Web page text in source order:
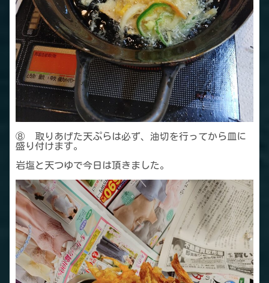
⑧ 取りあげた天ぷらは必ず、油切を行ってから皿に
盛り付けます。
岩塩と天つゆで今日は頂きました。